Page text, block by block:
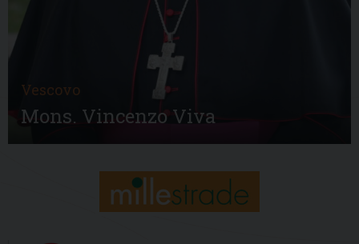
Vescovo
Mons. Vincenzo Viva